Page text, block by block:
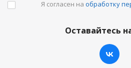
Я согласен на обработку
Оставайтесь